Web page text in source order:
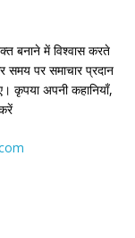
बनाने में विश्वास करते
समय पर समाचार प्रदान
कृपया अपनी कहानियाँ,